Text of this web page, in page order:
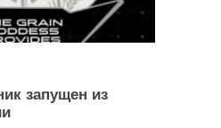
запущен из